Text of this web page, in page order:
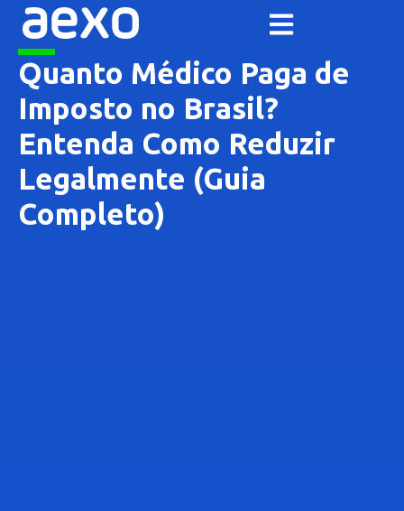
Quanto Médico Paga de
Imposto no Brasil?
Entenda Como Reduzir
Legalmente (Guia
Completo)